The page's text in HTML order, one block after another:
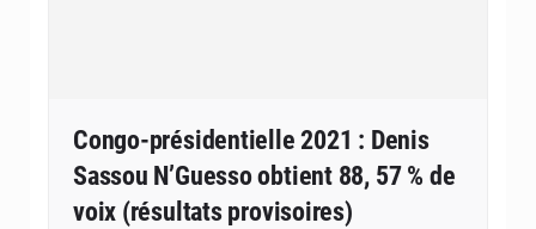
Congo-présidentielle 2021 : Denis
Sassou N’Guesso obtient 88, 57 % de
voix (résultats provisoires)